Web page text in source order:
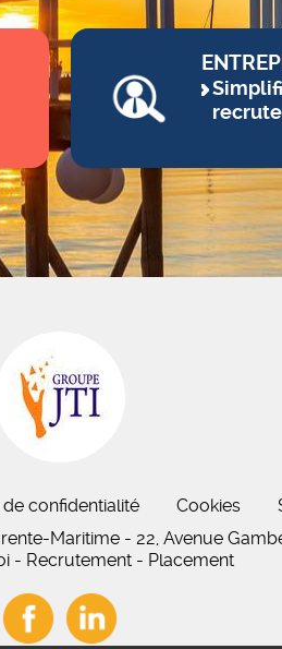
confidentialité Cookies
Maritime - 22, Avenue
- Recrutement - Placement